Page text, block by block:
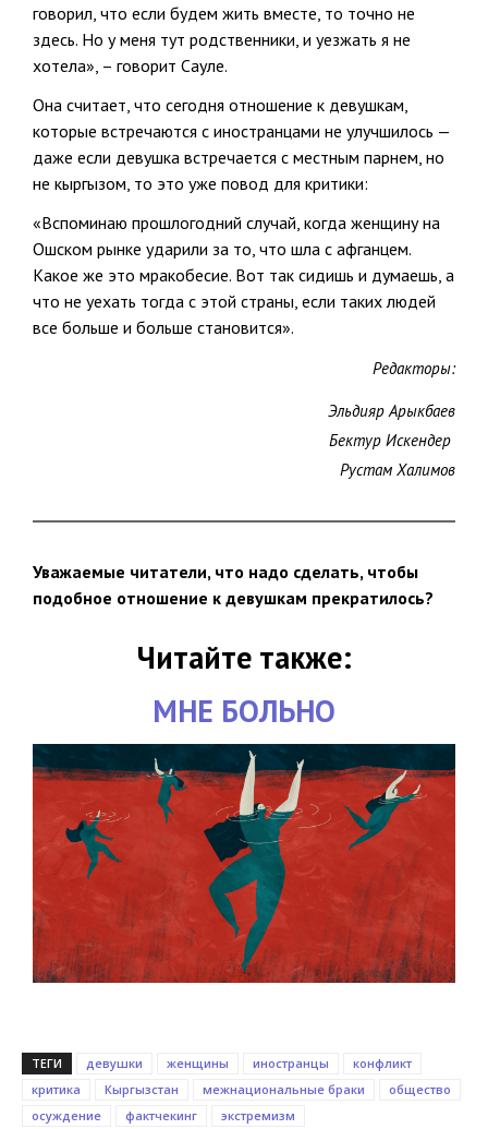
говорил, что если будем жить вместе, то точно не
здесь. Но у меня тут родственники, и уезжать я не
хотела», – говорит Сауле.
Она считает, что сегодня отношение к девушкам,
которые встречаются с иностранцами не улучшилось —
даже если девушка встречается с местным парнем, но
не кыргызом, то это уже повод для критики:
«Вспоминаю прошлогодний случай, когда женщину на
Ошском рынке ударили за то, что шла с афганцем.
Какое же это мракобесие. Вот так сидишь и думаешь, а
что не уехать тогда с этой страны, если таких людей
все больше и больше становится».
Редакторы:
Эльдияр Арыкбаев
Бектур Искендер
Рустам Халимов
Уважаемые читатели, что надо сделать, чтобы
подобное отношение к девушкам прекратилось?
Читайте также:
МНЕ БОЛЬНО
ТЕГИ девушки женщины иностранцы
конфликт
критика
Кыргызстан межнациональные браки
общество
осуждение
фактчекинг экстремизм